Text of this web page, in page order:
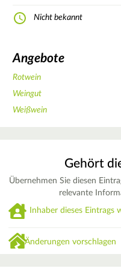
Nicht bekannt
Angebote
Rotwein
Weingut
Weißwein
Gehört
Übernehmen Sie diesen
relevante
Inhaber dieses Eintrags
Änderungen vorschlagen